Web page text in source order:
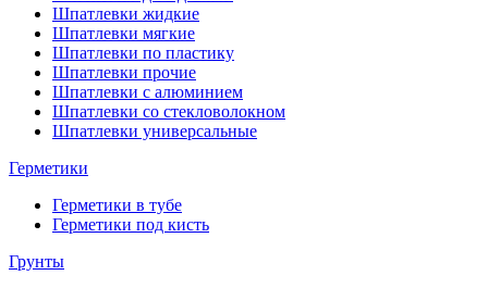
Шпатлевки жидкие
Шпатлевки мягкие
Шпатлевки по пластику
Шпатлевки прочие
Шпатлевки с алюминием
Шпатлевки со стекловолокном
Шпатлевки универсальные
Герметики
Герметики в тубе
Герметики под кисть
Грунты